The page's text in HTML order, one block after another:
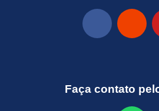
Faça contato